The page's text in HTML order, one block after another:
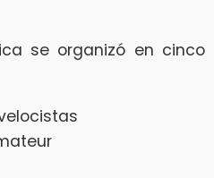
se organizó en cinco